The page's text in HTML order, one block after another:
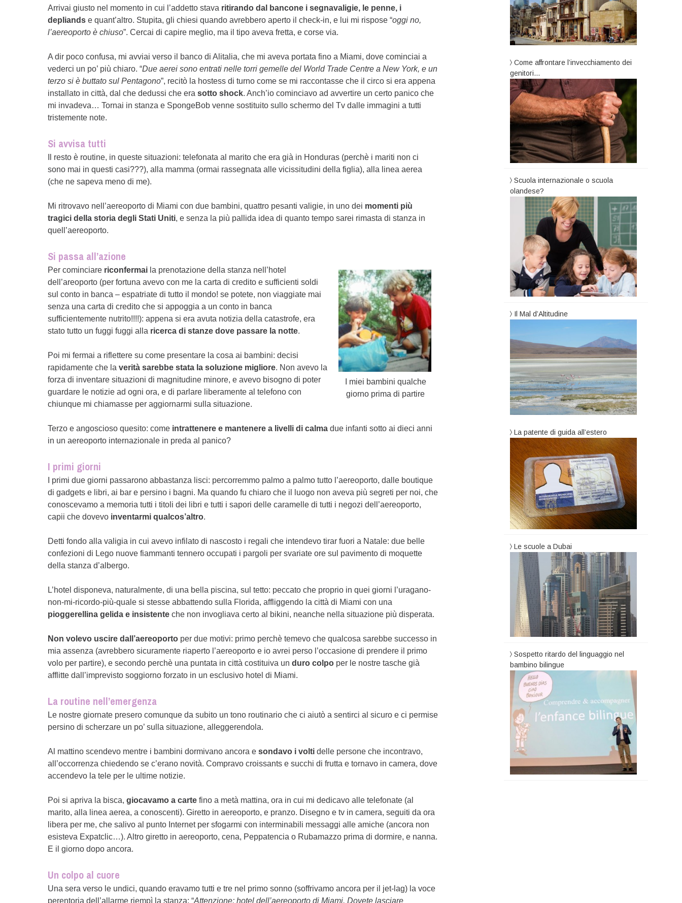
Arrivai giusto nel momento in cui l’addetto stava ritirando dal bancone i segnavaligie, le penne, i
depliands e quant’altro. Stupita, gli chiesi quando avrebbero aperto il check-in, e lui mi rispose “oggi no,
l’aereoporto è chiuso”. Cercai di capire meglio, ma il tipo aveva fretta, e corse via.
A dir poco confusa, mi avviai verso il banco di Alitalia, che mi aveva portata fino a Miami, dove cominciai a
vederci un po’ più chiaro. “Due aerei sono entrati nelle torri gemelle del World Trade Centre a New York, e un
terzo si è buttato sul Pentagono”, recitò la hostess di turno come se mi raccontasse che il circo si era appena
installato in città, dal che dedussi che erasotto shock. Anch’io cominciavo ad avvertire un certo panico che
mi invadeva… Tornai in stanza e SpongeBob venne sostituito sullo schermo del Tv dalle immagini a tutti
tristemente note.
Si avvisa tutti
Il resto è routine, in queste situazioni: telefonata al marito che era già in Honduras (perchè i mariti non ci
sono mai in questi casi???), alla mamma (ormai rassegnata alle vicissitudini della figlia), alla linea aerea
(che ne sapeva meno di me).
Mi ritrovavo nell’aereoporto di Miami con due bambini, quattro pesanti valigie, in uno dei momenti più
tragici della storia degli Stati Uniti, e senza la più pallida idea di quanto tempo sarei rimasta di stanza in
quell’aereoporto.
Si passa all’azione
I miei bambini qualche
giorno prima di partire
Per cominciare riconfermai la prenotazione della stanza nell’hotel
dell’areoporto (per fortuna avevo con me la carta di credito e sufficienti soldi
sul conto in banca – espatriate di tutto il mondo! se potete, non viaggiate mai
senza una carta di credito che si appoggia a un conto in banca
sufficientemente nutrito!!!!): appena si era avuta notizia della catastrofe, era
stato tutto un fuggi fuggi alla ricerca di stanze dove passare la notte.
Poi mi fermai a riflettere su come presentare la cosa ai bambini: decisi
rapidamente che laverità sarebbe stata la soluzione migliore. Non avevo la
forza di inventare situazioni di magnitudine minore, e avevo bisogno di poter
guardare le notizie ad ogni ora, e di parlare liberamente al telefono con
chiunque mi chiamasse per aggiornarmi sulla situazione.
Terzo e angoscioso quesito: come intrattenere e mantenere a livelli di calma due infanti sotto ai dieci anni
in un aereoporto internazionale in preda al panico?
I primi giorni
I primi due giorni passarono abbastanza lisci: percorremmo palmo a palmo tutto l’aereoporto, dalle boutique
di gadgets e libri, ai bar e persino i bagni. Ma quando fu chiaro che il luogo non aveva più segreti per noi, che
conoscevamo a memoria tutti i titoli dei libri e tutti i sapori delle caramelle di tutti i negozi dell’aereoporto,
capii che dovevo inventarmi qualcos’altro.
Detti fondo alla valigia in cui avevo infilato di nascosto i regali che intendevo tirar fuori a Natale: due belle
confezioni di Lego nuove fiammanti tennero occupati i pargoli per svariate ore sul pavimento di moquette
della stanza d’albergo.
L’hotel disponeva, naturalmente, di una bella piscina, sul tetto: peccato che proprio in quei giorni l’uragano-
non-mi-ricordo-più-quale si stesse abbattendo sulla Florida, affliggendo la città di Miami con una
pioggerellina gelida e insistente che non invogliava certo al bikini, neanche nella situazione più disperata.
Non volevo uscire dall’aereoporto per due motivi: primo perchè temevo che qualcosa sarebbe successo in
mia assenza (avrebbero sicuramente riaperto l’aereoporto e io avrei perso l’occasione di prendere il primo
volo per partire), e secondo perchè una puntata in città costituiva unduro colpo per le nostre tasche già
afflitte dall’imprevisto soggiorno forzato in un esclusivo hotel di Miami.
La routine nell’emergenza
Le nostre giornate presero comunque da subito un tono routinario che ci aiutò a sentirci al sicuro e ci permise
persino di scherzare un po’ sulla situazione, alleggerendola.
Al mattino scendevo mentre i bambini dormivano ancora esondavo i volti delle persone che incontravo,
all’occorrenza chiedendo se c’erano novità. Compravo croissants e succhi di frutta e tornavo in camera, dove
accendevo la tele per le ultime notizie.
Poi si apriva la bisca, giocavamo a carte fino a metà mattina, ora in cui mi dedicavo alle telefonate (al
marito, alla linea aerea, a conoscenti). Giretto in aereoporto, e pranzo. Disegno e tv in camera, seguiti da ora
libera per me, che salivo al punto Internet per sfogarmi con interminabili messaggi alle amiche (ancora non
esisteva Expatclic…). Altro giretto in aereoporto, cena, Peppatencia o Rubamazzo prima di dormire, e nanna.
E il giorno dopo ancora.
Un colpo al cuore
Una sera verso le undici, quando eravamo tutti e tre nel primo sonno (soffrivamo ancora per il jet-lag) la voce
perentoria dell’allarme riempì la stanza: “Attenzione: hotel dell’aereoporto di Miami. Dovete lasciare
Come affrontare l’invecchiamento dei
genitori…
Scuola internazionale o scuola
olandese?
Il Mal d’Altitudine
La patente di guida all’estero
Le scuole a Dubai
Sospetto ritardo del linguaggio nel
bambino bilingue